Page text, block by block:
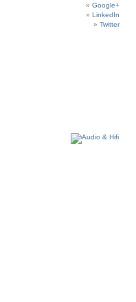
Google+
LinkedIn
Twitter